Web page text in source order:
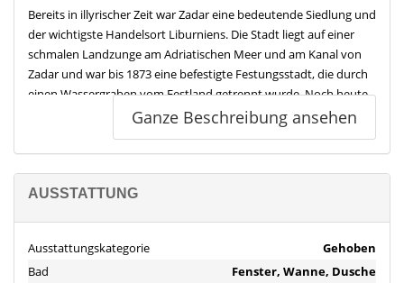
Bereits in illyrischer Zeit war Zadar eine bedeutende Siedlung und
der wichtigste Handelsort Liburniens. Die Stadt liegt auf einer
schmalen Landzunge am Adriatischen Meer und am Kanal von
Zadar und war bis 1873 eine befestigte Festungsstadt, die durch
einen Wassergraben vom Festland getrennt wurde. Noch heute
zeugen der große Hafen und die vier historischen Stadttore von
Fragment eines römischen Triumphbogens sowie die nach einem
Entwurf von Sanmicheli errichtete Porta di Terraferma.
Plätze wie der Herrenplatz mit dem ehemaligen
Hauptwachtgebäude und der Gradska Straža, in der sich heute
Ganze Beschreibung ansehen
AUSSTATTUNG
Ausstattungskategorie
Gehoben
Bad
Fenster, Wanne, Dusche